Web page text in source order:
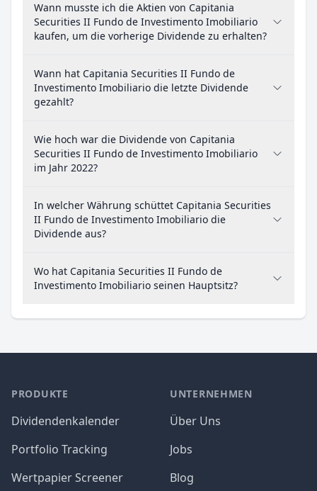
Wann musste ich die Aktien von Capitania
Securities II Fundo de Investimento Imobiliario
kaufen, um die vorherige Dividende zu erhalten?
Wann hat Capitania Securities II Fundo de
Investimento Imobiliario die letzte Dividende
gezahlt?
Wie hoch war die Dividende von Capitania
Securities II Fundo de Investimento Imobiliario
im Jahr 2022?
In welcher Währung schüttet Capitania Securities
II Fundo de Investimento Imobiliario die
Dividende aus?
Wo hat Capitania Securities II Fundo de
Investimento Imobiliario seinen Hauptsitz?
PRODUKTE
Dividendenkalender
Portfolio Tracking
Wertpapier Screener
UNTERNEHMEN
Über Uns
Jobs
Blog